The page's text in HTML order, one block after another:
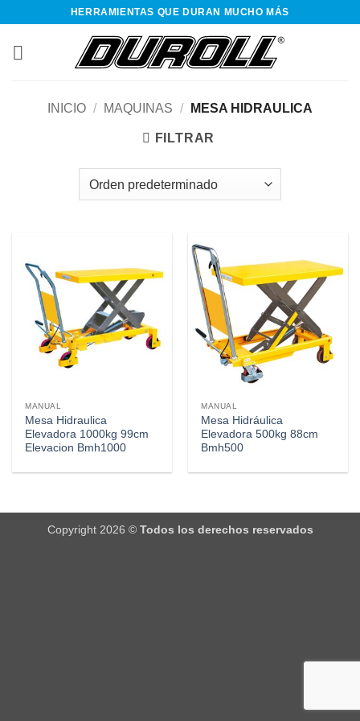
contenido
HERRAMIENTAS QUE DURAN MUCHO MÁS
INICIO / MAQUINAS / MESA HIDRAULICA
FILTRAR
MANUAL
Mesa Hidraulica
Elevadora 1000kg 99cm
Elevacion Bmh1000
MANUAL
Mesa Hidráulica
Elevadora 500kg 88cm
Bmh500
Copyright 2026 © Todos los derechos reservados